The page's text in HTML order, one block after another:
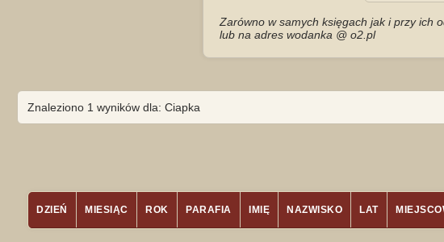
Zarówno w samych księgach jak i przy ich
lub na adres wodanka @ o2.pl
Znaleziono 1 wyników dla: Ciapka
DZIEŃ MIESIĄC ROK PARAFIA IMIĘ NAZWISKO LAT